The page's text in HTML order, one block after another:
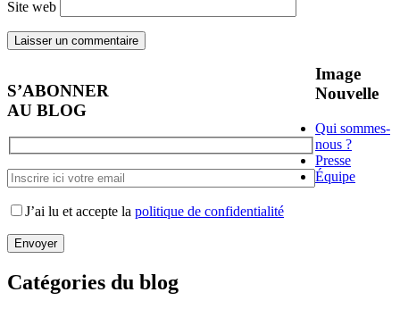
Site web
S’ABONNER
AU BLOG
J’ai lu et accepte la politique de confidentialité
Catégories du blog
Image
Nouvelle
Qui sommes-
nous ?
Presse
Équipe